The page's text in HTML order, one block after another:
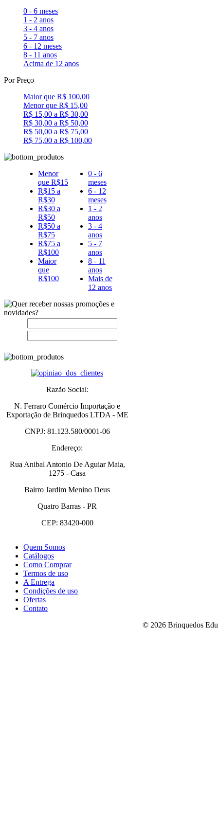
0 - 6 meses
1 - 2 anos
3 - 4 anos
5 - 7 anos
6 - 12 meses
8 - 11 anos
Acima de 12 anos
Por Preço
Maior que R$ 100,00
Menor que R$ 15,00
R$ 15,00 a R$ 30,00
R$ 30,00 a R$ 50,00
R$ 50,00 a R$ 75,00
R$ 75,00 a R$ 100,00
Menor
que R$15
R$15 a
R$30
R$30 a
R$50
R$50 a
R$75
R$75 a
R$100
Maior
que
R$100
0 - 6
meses
6 - 12
meses
1 - 2
anos
3 - 4
anos
5 - 7
anos
8 - 11
anos
Mais de
12 anos
Razão Social:
N. Ferraro Comércio Importação e
Exportação de Brinquedos LTDA - ME
CNPJ: 81.123.580/0001-06
Endereço:
Rua Anibal Antonio De Aguiar Maia,
1275 - Casa
Bairro Jardim Menino Deus
Quatro Barras - PR
CEP: 83420-000
Quem Somos
Catálogos
Como Comprar
Termos de uso
A Entrega
Condições de uso
Ofertas
Contato
© 2026 Brinquedos